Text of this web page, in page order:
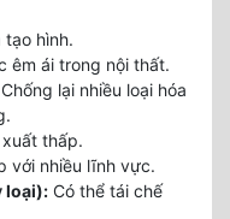
tạo hình.
êm ái trong nội thất.
Chống lại nhiều loại hóa
thấp.
với nhiều lĩnh vực.
loại): Có thể tái chế